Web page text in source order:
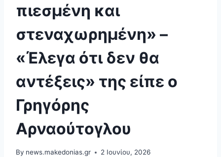
πιεσμένη και
στεναχωρημένη» –
«Έλεγα ότι δεν θα
αντέξεις» της είπε ο
Γρηγόρης
Αρναούτογλου
By news.makedonias.gr 2 Ιουνίου, 2026